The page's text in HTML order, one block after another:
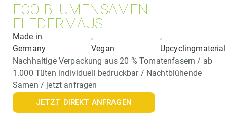
ECO BLUMENSAMEN
FLEDERMAUS
Made in
Germany
,
Vegan
,
Upcyclingmaterial
Nachhaltige Verpackung aus 20 % Tomatenfasern / ab
1.000 Tüten individuell bedruckbar / Nachtblühende
Samen / jetzt anfragen
JETZT DIREKT ANFRAGEN